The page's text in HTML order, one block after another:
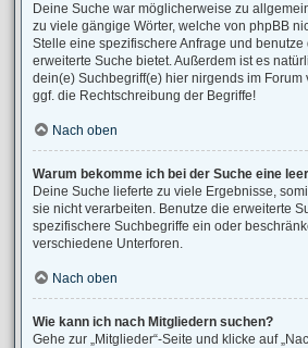
Deine Suche war möglicherweise zu
zu viele gängige Wörter, welche von phpBB
Stelle eine spezifischere Anfrage und
erweiterte Suche bietet. Außerdem ist es
dein(e) Suchbegriff(e) hier nirgends im Forum
ggf. die Rechtschreibung der Begriffe!
Nach oben
Warum bekomme ich bei der Suche eine
Deine Suche lieferte zu viele Ergebnisse,
sie nicht verarbeiten. Benutze die erweiterte
spezifischere Suchbegriffe ein oder
verschiedene Unterforen.
Nach oben
Wie kann ich nach Mitgliedern suchen?
Gehe zur „Mitglieder“-Seite und klicke auf